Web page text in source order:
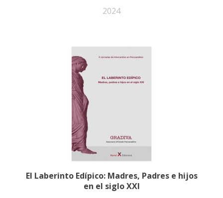
2024
El Laberinto Edípico: Madres, Padres e hijos
en el siglo XXI